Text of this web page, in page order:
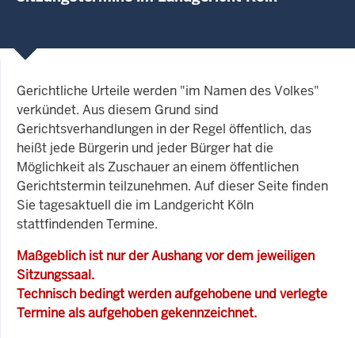
Gerichtliche Urteile werden "im Namen des Volkes"
verkündet. Aus diesem Grund sind
Gerichtsverhandlungen in der Regel öffentlich, das
heißt jede Bürgerin und jeder Bürger hat die
Möglichkeit als Zuschauer an einem öffentlichen
Gerichtstermin teilzunehmen. Auf dieser Seite finden
Sie tagesaktuell die im Landgericht Köln
stattfindenden Termine.
Maßgeblich ist nur der Aushang vor dem jeweiligen
Sitzungssaal.
Technisch bedingt werden aufgehobene und verlegte
Termine als aufgehoben gekennzeichnet.